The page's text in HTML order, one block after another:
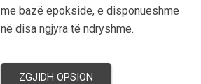
me bazë epokside, e disponueshme
në disa ngjyra të ndryshme.
ZGJIDH OPSION